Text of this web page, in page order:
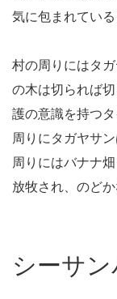
気に包まれている
村の周りにはタ
の木は切られば
護の意識を持つ
周りにタガヤサ
周りにはバナナ
放牧され、のど
シーサ